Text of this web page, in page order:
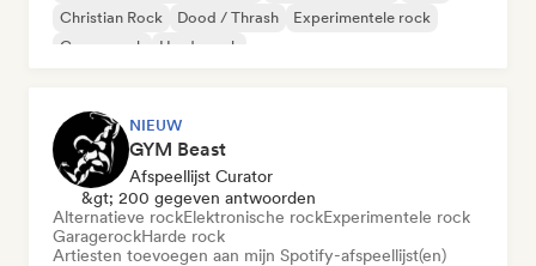
Christian Rock
Dood / Thrash
Experimentele rock
Garagerock
Harde rock
NIEUW
GYM Beast
Afspeellijst Curator
&gt; 200 gegeven antwoorden
Alternatieve rockElektronische rockExperimentele rock
GaragerockHarde rock
Artiesten toevoegen aan mijn Spotify-afspeellijst(en)